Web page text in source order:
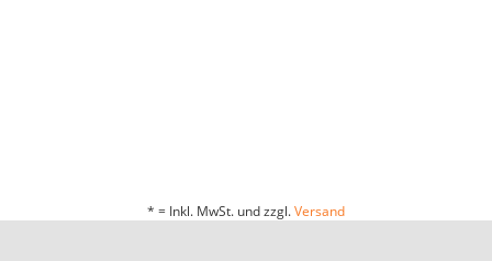
* = Inkl. MwSt. und zzgl.Versand